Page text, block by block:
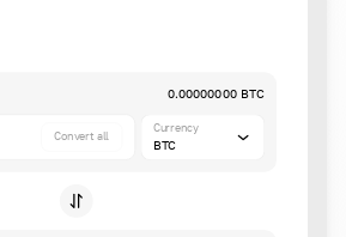
0.00000000 BTC
Convert all
Currency
BTC